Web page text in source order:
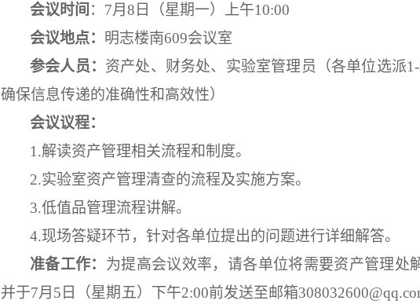
会议时间 ： 7月8日（星期一）上午10:00
会议地点： 明志楼南609会议室
参会人员： 资产处、财务处、 实验室管理员 （各单位选派
确保信息传递的准确性和高效性）
会议议程：
1.解读资产管理相关流程和制度。
2.实验室资产管理清查的流程及实施方案。
3.低值品管理流程讲解。
4.现场答疑环节，针对各单位提出的问题进行详细解答。
准备工作： 为提高会议效率，请各单位将需要资产管理处
并于7月5日（星期 五）下午2:00前发送至邮箱